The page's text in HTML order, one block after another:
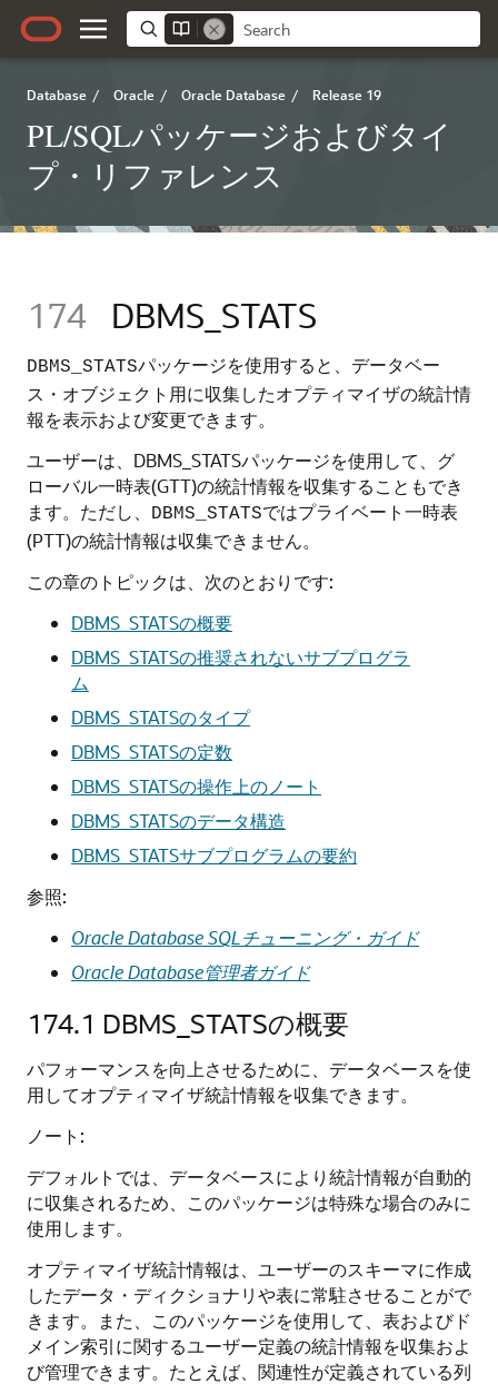
Database / Oracle / Oracle Database / Release 19
PL/SQLパッケージおよびタイ
プ・リファレンス
174 DBMS_STATS
DBMS_STATSパッケージを使用すると、データベー
ス・オブジェクト用に収集したオプティマイザの統計情
報を表示および変更できます。
ユーザーは、DBMS_STATSパッケージを使用して、グ
ローバル一時表(GTT)の統計情報を収集することもでき
ます。ただし、
DBMS_STATSではプライベート一時表
(PTT)の統計情報は収集できません。
この章のトピックは、次のとおりです:
DBMS_STATSの概要
DBMS_STATSの推奨されないサブプログラ
ム
DBMS_STATSのタイプ
DBMS_STATSの定数
DBMS_STATSの操作上のノート
DBMS_STATSのデータ構造
DBMS_STATSサブプログラムの要約
参照:
Oracle Database SQLチューニング・ガイド
Oracle Database管理者ガイド
174.1 DBMS_STATSの概要
パフォーマンスを向上させるために、データベースを使
用してオプティマイザ統計情報を収集できます。
ノート:
デフォルトでは、データベースにより統計情報が自動的
に収集されるため、このパッケージは特殊な場合のみに
使用します。
オプティマイザ統計情報は、ユーザーのスキーマに作成
したデータ・ディクショナリや表に常駐させることがで
きます。また、このパッケージを使用して、表およびド
メイン索引に関するユーザー定義の統計情報を収集およ
び管理できます。たとえば、関連性が定義されている列